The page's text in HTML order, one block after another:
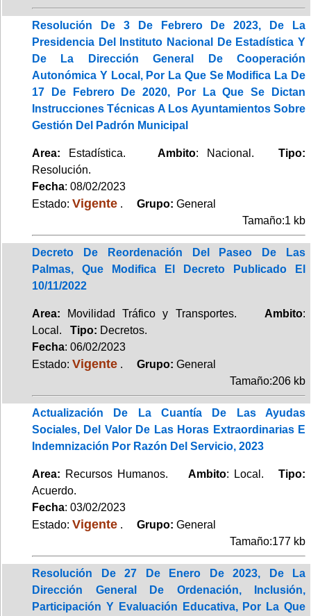
Resolución De 3 De Febrero De 2023, De La
Presidencia Del Instituto Nacional De Estadística Y
De La Dirección General De Cooperación
Autonómica Y Local, Por La Que Se Modifica La De
17 De Febrero De 2020, Por La Que Se Dictan
Instrucciones Técnicas A Los Ayuntamientos Sobre
Gestión Del Padrón Municipal
Area: Estadística.Ambito: Nacional.Tipo:
Resolución.
Fecha: 08/02/2023
Estado: Vigente . Grupo: General
Tamaño:1 kb
Decreto De Reordenación Del Paseo De Las
Palmas, Que Modifica El Decreto Publicado El
10/11/2022
Area: Movilidad Tráfico y Transportes. Ambito:
Local. Tipo: Decretos.
Fecha: 06/02/2023
Estado: Vigente . Grupo: General
Tamaño:206 kb
Actualización De La Cuantía De Las Ayudas
Sociales, Del Valor De Las Horas Extraordinarias E
Indemnización Por Razón Del Servicio, 2023
Area: Recursos Humanos. Ambito: Local.Tipo:
Acuerdo.
Fecha: 03/02/2023
Estado: Vigente . Grupo: General
Tamaño:177 kb
Resolución De 27 De Enero De 2023, De La
Dirección General De Ordenación, Inclusión,
Participación Y Evaluación Educativa, Por La Que